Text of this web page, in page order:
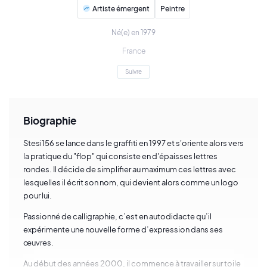
Artiste émergent Peintre
Né(e) en 1979
France
Suivre
Biographie
Stesi156 se lance dans le graffiti en 1997 et s'oriente alors vers
la pratique du "flop" qui consiste en d'épaisses lettres
rondes. Il décide de simplifier au maximum ces lettres avec
lesquelles il écrit son nom, qui devient alors comme un logo
pour lui.
Passionné de calligraphie, c’est en autodidacte qu’il
expérimente une nouvelle forme d’expression dans ses
œuvres.
Au début des années 2000, il commence à travailler sur toile